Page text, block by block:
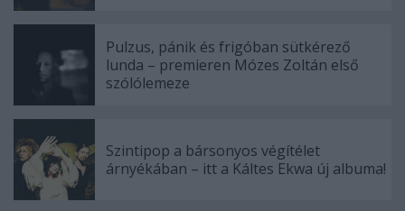
Pulzus, pánik és frigóban sütkérező
lunda – premieren Mózes Zoltán első
szólólemeze
Szintipop a bársonyos végítélet
árnyékában – itt a Káltes Ekwa új albuma!